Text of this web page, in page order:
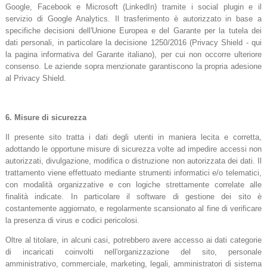
Google, Facebook e Microsoft (LinkedIn) tramite i social plugin e il
servizio di Google Analytics. Il trasferimento è autorizzato in base a
specifiche decisioni dell'Unione Europea e del Garante per la tutela dei
dati personali, in particolare la decisione 1250/2016 (Privacy Shield - qui
la pagina informativa del Garante italiano), per cui non occorre ulteriore
consenso. Le aziende sopra menzionate garantiscono la propria adesione
al Privacy Shield.
6. Misure di sicurezza
Il presente sito tratta i dati degli utenti in maniera lecita e corretta,
adottando le opportune misure di sicurezza volte ad impedire accessi non
autorizzati, divulgazione, modifica o distruzione non autorizzata dei dati. Il
trattamento viene effettuato mediante strumenti informatici e/o telematici,
con modalità organizzative e con logiche strettamente correlate alle
finalità indicate. In particolare il software di gestione dei sito è
costantemente aggiornato, e regolarmente scansionato al fine di verificare
la presenza di virus e codici pericolosi.
Oltre al titolare, in alcuni casi, potrebbero avere accesso ai dati categorie
di incaricati coinvolti nell'organizzazione del sito, personale
amministrativo, commerciale, marketing, legali, amministratori di sistema